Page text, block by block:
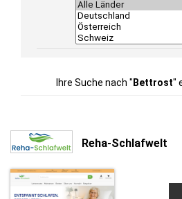
Ihre Suche nach " Bettrost"
Reha-Schlafwelt